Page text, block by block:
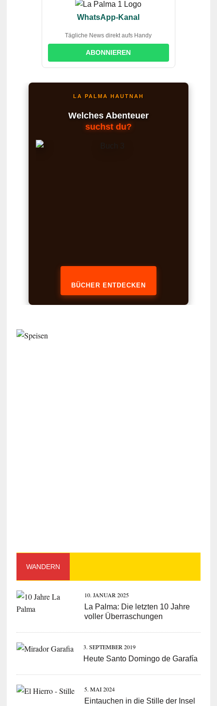
WhatsApp-Kanal
Tägliche News direkt aufs Handy
ABONNIEREN
LA PALMA HAUTNAH
Welches Abenteuer
suchst du?
BÜCHER ENTDECKEN
WANDERN
10. JANUAR 2025
La Palma: Die letzten 10 Jahre
voller Überraschungen
3. SEPTEMBER 2019
Heute Santo Domingo de Garafía
5. MAI 2024
Eintauchen in die Stille der Insel